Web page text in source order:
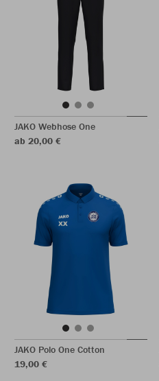
JAKO Webhose One
ab 20,00 €
JAKO Polo One Cotton
19,00 €